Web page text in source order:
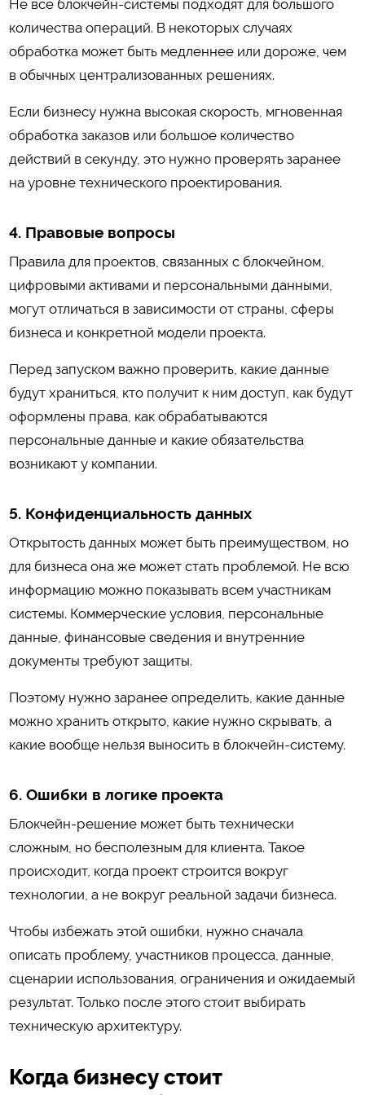
Не все блокчейн-системы подходят для большого
количества операций. В некоторых случаях
обработка может быть медленнее или дороже, чем
в обычных централизованных решениях.
Если бизнесу нужна высокая скорость, мгновенная
обработка заказов или большое количество
действий в секунду, это нужно проверять заранее
на уровне технического проектирования.
4. Правовые вопросы
Правила для проектов, связанных с блокчейном,
цифровыми активами и персональными данными,
могут отличаться в зависимости от страны, сферы
бизнеса и конкретной модели проекта.
Перед запуском важно проверить, какие данные
будут храниться, кто получит к ним доступ, как будут
оформлены права, как обрабатываются
персональные данные и какие обязательства
возникают у компании.
5. Конфиденциальность данных
Открытость данных может быть преимуществом, но
для бизнеса она же может стать проблемой. Не всю
информацию можно показывать всем участникам
системы. Коммерческие условия, персональные
данные, финансовые сведения и внутренние
документы требуют защиты.
Поэтому нужно заранее определить, какие данные
можно хранить открыто, какие нужно скрывать, а
какие вообще нельзя выносить в блокчейн-систему.
6. Ошибки в логике проекта
Блокчейн-решение может быть технически
сложным, но бесполезным для клиента. Такое
происходит, когда проект строится вокруг
технологии, а не вокруг реальной задачи бизнеса.
Чтобы избежать этой ошибки, нужно сначала
описать проблему, участников процесса, данные,
сценарии использования, ограничения и ожидаемый
результат. Только после этого стоит выбирать
техническую архитектуру.
Когда бизнесу стоит